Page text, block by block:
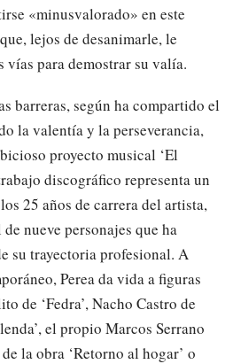
«minusvalorado» en este
lejos de desanimarle, le
vías para demostrar su valía.
barreras, según ha compartido el
la valentía y la perseverancia,
proyecto musical ‘El
discográfico representa un
25 años de carrera del artista,
nueve personajes que ha
su trayectoria profesional. A
Perea da vida a figuras
de ‘Fedra’, Nacho Castro de
el propio Marcos Serrano
la obra ‘Retorno al hogar’ o